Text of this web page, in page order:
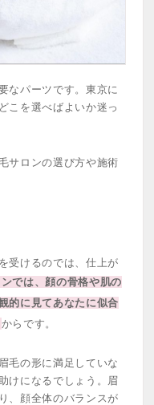
なパーツです。東京に
こを選べばよいか迷っ
サロンの選び方や施術
受けるのでは、仕上が
では、顔の骨格や肌の
的に見てあなたに似合
からです。
毛の形に満足していな
けになるでしょう。眉
、顔全体のバランスが